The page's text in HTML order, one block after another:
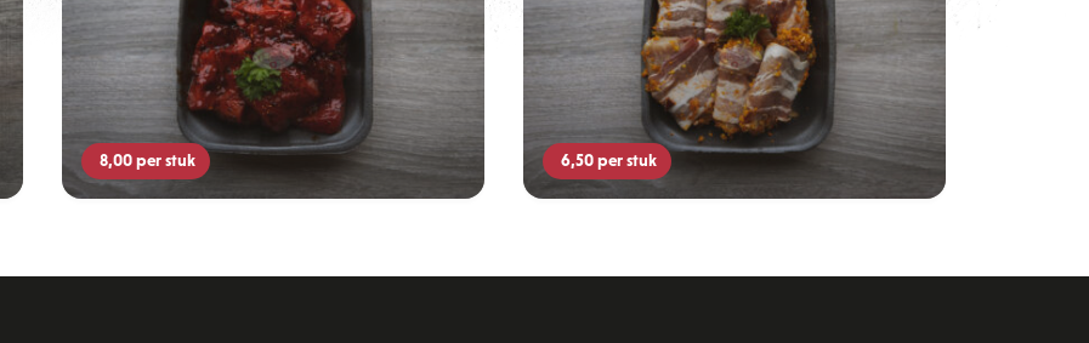
8,00per stuk 6,50per stuk